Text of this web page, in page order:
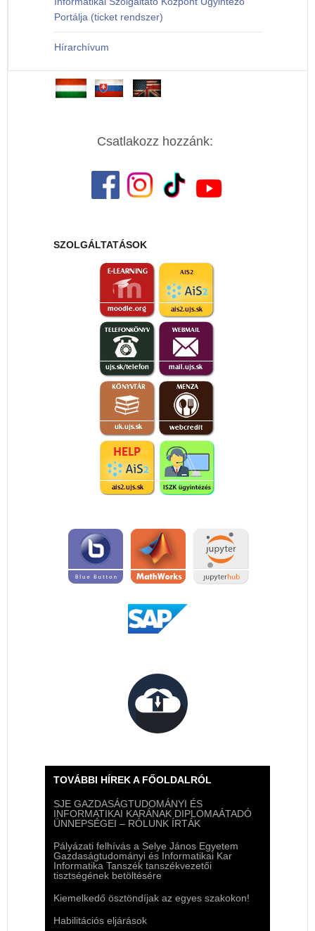
Portálja (ticket rendszer)
Hírarchívum
Csatlakozz hozzánk:
SZOLGÁLTATÁSOK
TOVÁBBI HÍREK A FŐOLDALRÓL
SJE GAZDASÁGTUDOMÁNYI ÉS
INFORMATIKAI KARÁNAK DIPLOMAÁTADÓ
ÜNNEPSÉGEI – RÓLUNK ÍRTÁK
Pályázati felhívás a Selye János Egyetem
Gazdaságtudományi és Informatikai Kar
Informatika Tanszék tanszékvezetői
tisztségének betöltésére
Kiemelkedő ösztöndíjak az egyes szakokon!
Habilitációs eljárások